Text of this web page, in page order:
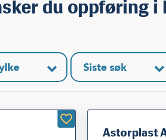
du oppføring
Siste søk
Astorplast